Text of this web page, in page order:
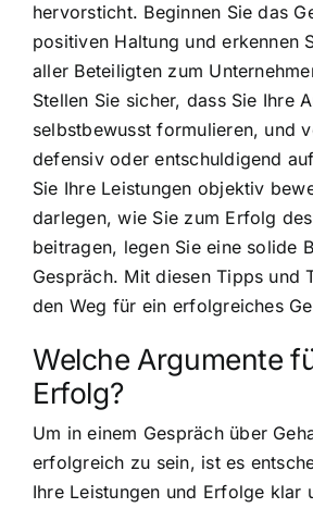
hervorsticht. Beginnen Sie das
positiven Haltung und erkennen
aller Beteiligten zum
Stellen Sie sicher, dass Sie Ihre
selbstbewusst formulieren, und
defensiv oder entschuldigend
Sie Ihre Leistungen objektiv
darlegen, wie Sie zum Erfolg
beitragen, legen Sie eine solide
Gespräch. Mit diesen Tipps und
den Weg für ein erfolgreiches
Welche Argumente
Erfolg?
Um in einem Gespräch über
erfolgreich zu sein, ist es
Ihre Leistungen und Erfolge klar